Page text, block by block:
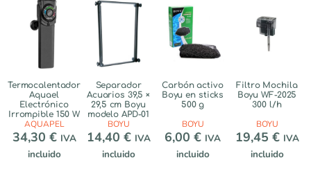
Termocalentador
Aquael
Electrónico
Irrompible 150 W
AQUAPEL
34,30 € IVA
incluido
Separador
Acuarios 39,5 ×
29,5 cm Boyu
modelo APD-01
BOYU
14,40 € IVA
incluido
Carbón activo
Boyu en sticks
500 g
BOYU
6,00 € IVA
incluido
Filtro Mochila
Boyu WF-2025
300 l/h
BOYU
19,45 € IVA
incluido